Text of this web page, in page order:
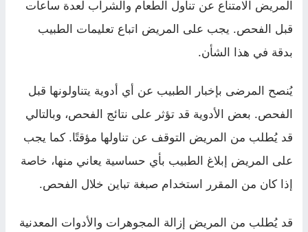
المريض الامتناع عن تناول الطعام والشراب لعدة ساعات
قبل الفحص. يجب على المريض اتباع تعليمات الطبيب
بدقة في هذا الشأن.
يُنصح المرضى بإخبار الطبيب عن أي أدوية يتناولونها قبل
الفحص. بعض الأدوية قد تؤثر على نتائج الفحص، وبالتالي
قد يُطلب من المريض التوقف عن تناولها مؤقتًا. كما يجب
على المريض إبلاغ الطبيب بأي حساسية يعاني منها، خاصة
إذا كان من المقرر استخدام صبغة تباين خلال الفحص.
قد يُطلب من المريض إزالة المجوهرات والأدوات المعدنية